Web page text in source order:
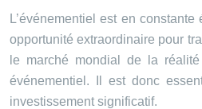
L’événementiel est en
opportunité extraordinaire pour
le marché mondial de la
événementiel. Il est donc
investissement significatif.